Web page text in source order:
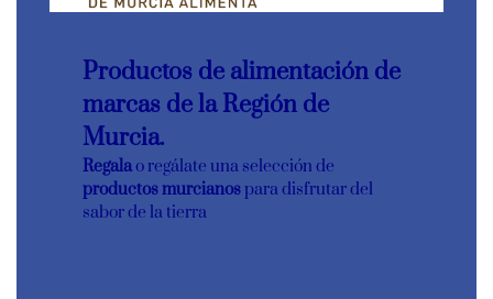
Productos de alimentación de
marcas de la Región de
Murcia.
Regalao regálate una selección de
productos murcianospara disfrutar del
sabor de la tierra